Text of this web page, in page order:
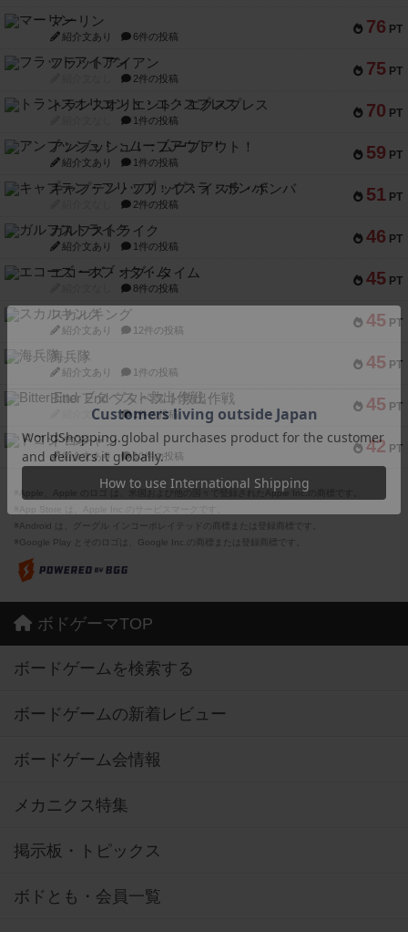
76 PT
マーリン
紹介文あり 6件の投稿
75 PT
フラットアイアン
2件の投稿
70 PT
トランスオリエント・エクスプレス
1件の投稿
59 PT
アンブッシュ！：ムーブアウト！
紹介文あり 1件の投稿
51 PT
キャプテン・フリップ：イスラ・ボンバ
2件の投稿
46 PT
ガルフストライク
紹介文あり 1件の投稿
45 PT
エコーズ・オブ・タイム
8件の投稿
45 PT
スカルキング
紹介文あり 12件の投稿
45 PT
海兵隊
紹介文あり 1件の投稿
45 PT
Bitter End ブタペスト救出作戦
紹介文なし 1件の投稿
42 PT
ドコジャン
紹介文あり 10件の投稿
※Apple、Apple のロゴ は、米国および他の国々で登録されたApple Inc.の商標です。
※Android は、グーグル インコーポレイテッドの商標または登録商標です。
※Google Play とそのロゴは、Google Inc.の商標または登録商標です。
ボドゲーマTOP
ボードゲームを検索する
ボードゲームの新着レビュー
ボードゲーム会情報
メカニクス特集
掲示板・トピックス
ボドとも・会員一覧